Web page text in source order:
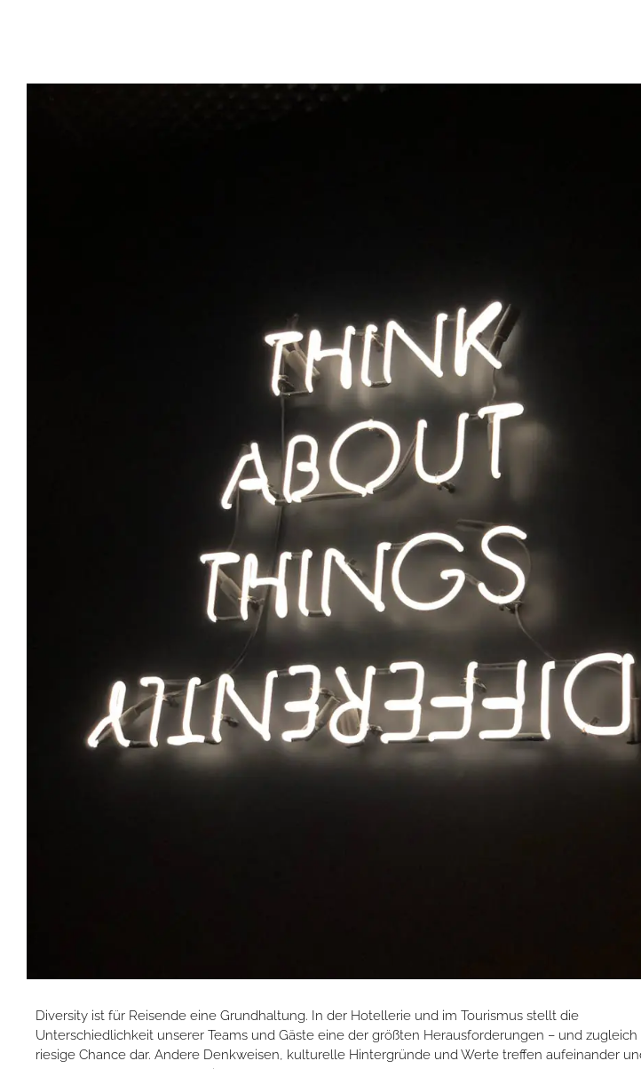
Diversity ist für Reisende eine Grundhaltung. In der Hotellerie und im Tourismus stellt die
Unterschiedlichkeit unserer Teams und Gäste eine der größten Herausforderungen – und zugleich
riesige Chance dar. Andere Denkweisen, kulturelle Hintergründe und Werte treffen aufeinander